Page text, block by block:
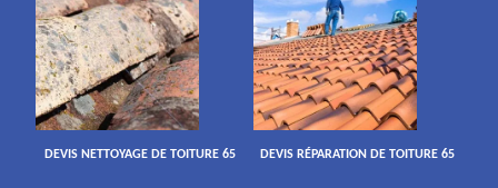
DEVIS NETTOYAGE DE TOITURE 65 DEVIS RÉPARATION DE TOITURE 65